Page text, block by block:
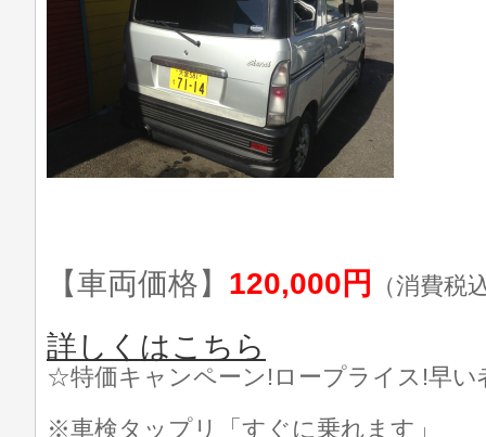
【車両価格】 120,000円 （消費税
詳しくはこちら
☆特価キャンペーン!ロープライス!早い
※車検タップリ「すぐに乗れます」